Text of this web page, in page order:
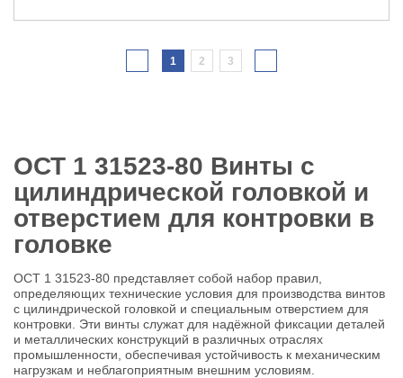
1 2 3
ОСТ 1 31523-80 Винты с
цилиндрической головкой и
отверстием для контровки в
головке
ОСТ 1 31523-80 представляет собой набор правил,
определяющих технические условия для производства винтов
с цилиндрической головкой и специальным отверстием для
контровки. Эти винты служат для надёжной фиксации деталей
и металлических конструкций в различных отраслях
промышленности, обеспечивая устойчивость к механическим
нагрузкам и неблагоприятным внешним условиям.